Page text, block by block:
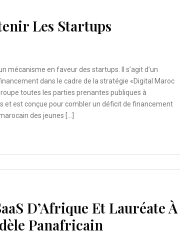
Les Startups
mécanisme en faveur des startups. Il s’agit d’un
dans le cadre de la stratégie «Digital Maroc
toutes les parties prenantes publiques à
et est conçue pour combler un déficit de financement
des jeunes […]
D’Afrique Et Lauréate À
Panafricain